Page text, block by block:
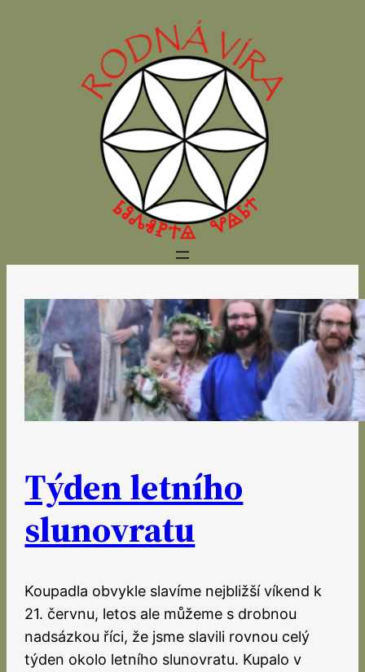
Týden letního
slunovratu
Koupadla obvykle slavíme nejbližší víkend k
21. červnu, letos ale můžeme s drobnou
nadsázkou říci, že jsme slavili rovnou celý
týden okolo letního slunovratu. Kupalo v